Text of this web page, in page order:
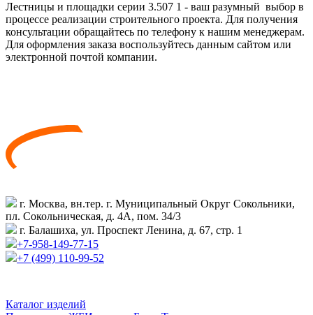
Лестницы и площадки серии 3.507 1 - ваш разумный выбор в
процессе реализации строительного проекта. Для получения
консультации обращайтесь по телефону к нашим менеджерам.
Для оформления заказа воспользуйтесь данным сайтом или
электронной почтой компании.
г. Москва, вн.тер. г. Муниципальный Округ Сокольники,
пл. Сокольническая, д. 4А, пом. 34/3
г. Балашиха, ул. Проспект Ленина, д. 67, стр. 1
+7-958-149-77-15
+7 (499) 110-99-52
Каталог изделий